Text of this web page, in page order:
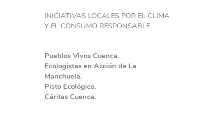
INICIATIVAS LOCALES POR EL CLIMA
Y EL CONSUMO RESPONSABLE.
Pueblos Vivos Cuenca.
Ecologistas en Acción de La
Manchuela.
Pisto Ecológico.
Cáritas Cuenca.